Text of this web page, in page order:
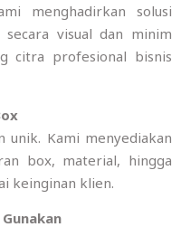
menghadirkan solusi
visual dan minim
citra profesional bisnis
unik. Kami menyediakan
box, material, hingga
keinginan klien.